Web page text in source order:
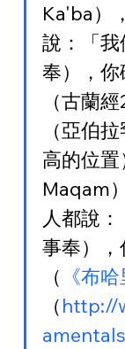
Ka'ba）
說：「
奉），你
（古蘭
（亞伯
高的位
Maqam
人都說
事奉），
（ 《布
（http://